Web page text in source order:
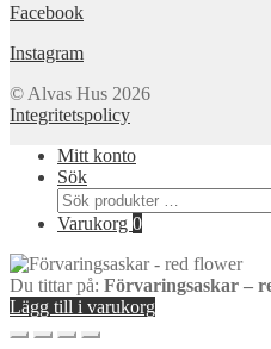
Facebook
Instagram
© Alvas Hus 2026
Integritetspolicy
Mitt konto
Sök
Sök
efter:
Varukorg 0
Du tittar på: Förvaringsaskar –
Lägg till i varukorg